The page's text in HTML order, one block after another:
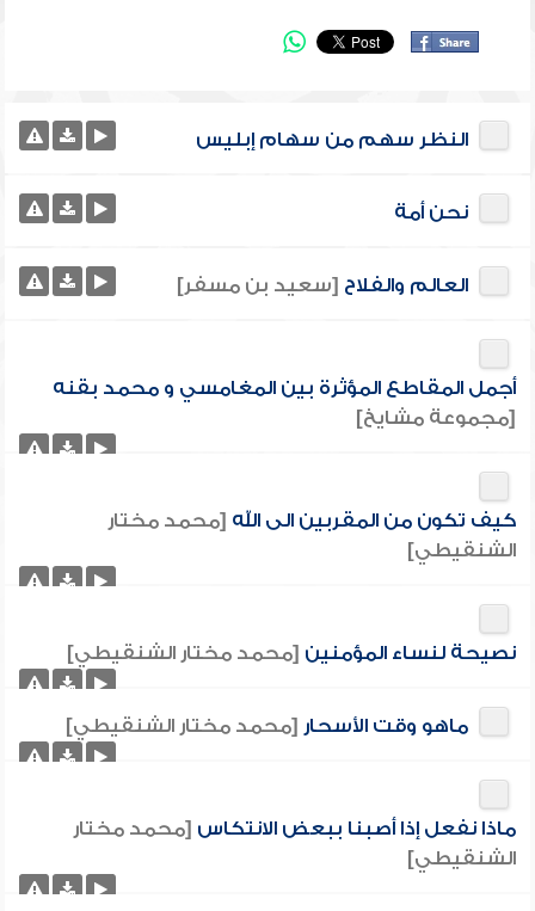
النظر سهم من سهام إبليس
نحن أمة
العالم والفلاح [سعيد بن مسفر]
أجمل المقاطع المؤثرة بين المغامسي و محمد بقنه
[مجموعة مشايخ]
كيف تكون من المقربين الى الله [محمد مختار
الشنقيطي]
نصيحة لنساء المؤمنين [محمد مختار الشنقيطي]
ماهو وقت الأسحار [محمد مختار الشنقيطي]
ماذا نفعل إذا أصبنا ببعض الانتكاس [محمد مختار
الشنقيطي]